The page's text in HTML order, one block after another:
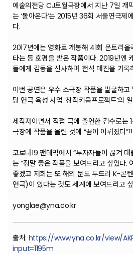
예술의전당 CJ토월극장에서 지난 7일 개
는 ‘돌아온다’는 2015년 36회 서울연극제
다.
2017년에는 영화로 개봉해 41회 몬트리
타는 등 호평을 받은 작품이다. 2019년엔
들에게 감동을 선사하며 전석 매진을 기록
이번 공연은 우수 소극장 작품을 발굴하
당 연극 육성 사업 ‘창작키움프로젝트’의
제작자이면서 직접 극에 출연한 김수로는
극장에 작품을 올린 것에 “꿈이 이뤄졌다”
코로나19 팬데믹에서 “투자자들이 끊겨
는 “정말 좋은 작품을 보여드리고 싶었다.
좋겠고 저희는 또 해외 문도 두드려 K-콘
연극)이 있다는 것도 세계에 보여드리고
yonglae@yna.co.kr
출처: https://www.yna.co.kr/view/
input=1195m